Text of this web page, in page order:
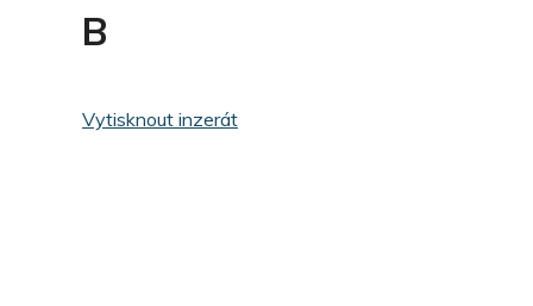
B
Vytisknout inzerát